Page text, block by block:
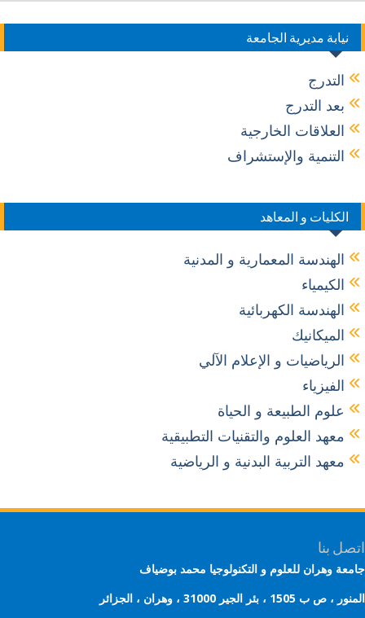
نيابة مديرية الجامعة
التدرج
بعد التدرج
العلاقات الخارجية
التنمية والإستشراف
الكليات و المعاهد
الهندسة المعمارية و المدنية
الكيمياء
الهندسة الكهربائية
الميكانيك
الرياضيات و الإعلام الآلي
الفيزياء
علوم الطبيعة و الحياة
معهد العلوم والتقنيات التطبيقية
معهد التربية البدنية و الرياضية
بنا
وهران للعلوم و التكنولوجيا محمد بوضياف
1505 ، بئر الجير 31000 ، وهران ، الجزائر